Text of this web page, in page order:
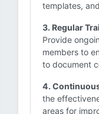
templates,
3. Regular
Provide
members to
to document
4.
the
areas for